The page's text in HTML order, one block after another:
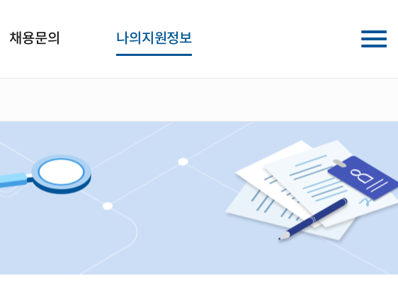
채용문의 나의지원정보